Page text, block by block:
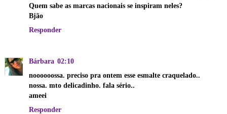
Quem sabe as marcas nacionais se inspiram neles?
Bjão
Responder
Bárbara 02:10
noooooossa. preciso pra ontem esse esmalte craquelado..
nossa. mto delicadinho. fala sério..
ameei
Responder